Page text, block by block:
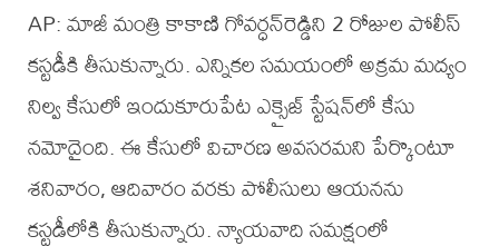
AP: మాజీ మంత్రి కాకాణి గోవర్ధన్‌రెడ్డిని 2 రోజుల పోలీస్
కస్టడీకి తీసుకున్నారు. ఎన్నికల సమయంలో అక్రమ మద్యం
నిల్వ కేసులో ఇందుకూరుపేట ఎక్సైజ్ స్టేషన్‌లో కేసు
నమోదైంది. ఈ కేసులో విచారణ అవసరమని పేర్కొంటూ
శనివారం, ఆదివారం వరకు పోలీసులు ఆయనను
కస్టడీలోకి తీసుకున్నారు. న్యాయవాది సమక్షంలో